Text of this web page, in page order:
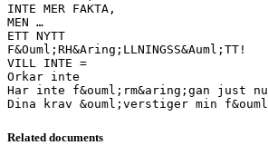
INTE MER FAKTA,
MEN …
ETT NYTT
F&Ouml;RH&Aring;LLNINGSS&Auml;TT!
VILL INTE =
Orkar inte
Har inte f&ouml;rm&aring;gan just nu
Related documents